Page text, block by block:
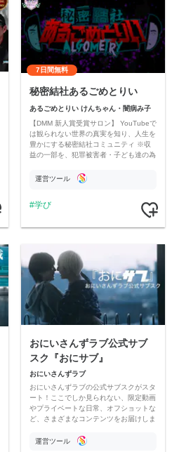
7日間無料
秘密結社あるごめとりい
あるごめとりい けんちゃん・闇病み子
【DMM 新人賞受賞サロン】 YouTubeで
は観られない世界の真実を知り、人生を
豊かにする秘密結社コミュニティ ※収
益の一部を、犯罪被害者・子ども達の為
す運営ツール
学び
おにいさんずラブ公式サブ
スク『おにサブ』
おにいさんずラブ
おにいさんずラブの公式サブスクがスタ
ート！ここでしか見られない、限定動画
やプライベートな日常、オフショットな
ど、さまざまなコンテンツをお届けしま
運営ツール